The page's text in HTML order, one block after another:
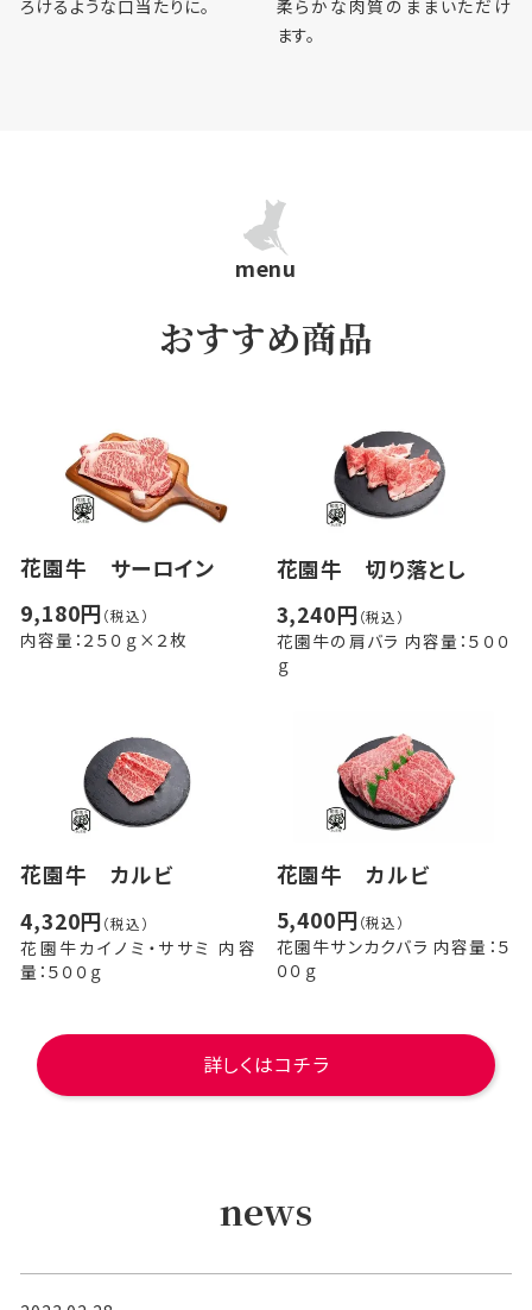
お問い合わせ
ろけるような⼝当たりに。
柔らかな⾁質のままいただけ
ます。
menu
おすすめ商品
花園牛 サーロイン
9,180円（税込）
内容量：２５０ｇ×２枚
花園牛 切り落とし
3,240円（税込）
花園牛の肩バラ 内容量：５００
ｇ
花園牛 カルビ
4,320円（税込）
花園牛カイノミ・ササミ 内容
量：５００ｇ
花園牛 カルビ
5,400円（税込）
花園牛サンカクバラ 内容量：５
００ｇ
詳しくはコチラ
news